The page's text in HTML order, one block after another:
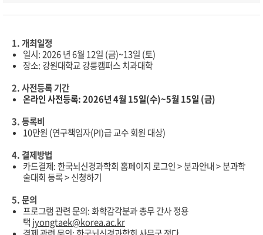
1.개최일정
일시: 2026 년 6월 12일 (금)~13일 (토)
장소: 강원대학교 강릉캠퍼스 치과대학
2.사전등록기간
온라인 사전등록: 2026년 4월 15일(수)~5월 15일 (금)
3.등록비
10만원 (연구책임자(PI)급 교수 회원 대상)
4. 결제방법
카드결제:한국뇌신경과학회홈페이지로그인>분과안내> 분과학
술대회등록 > 신청하기
5.문의
프로그램 관련 문의: 화학감각분과 총무 간사 정용
택 jyongtaek@korea.ac.kr